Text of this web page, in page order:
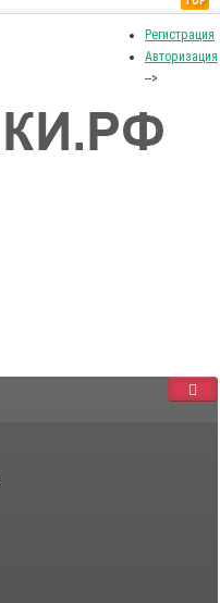
Регистрация
Авторизация
-->